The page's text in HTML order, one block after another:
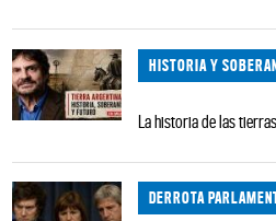
HISTORIA Y
La historia de las
DERROTA